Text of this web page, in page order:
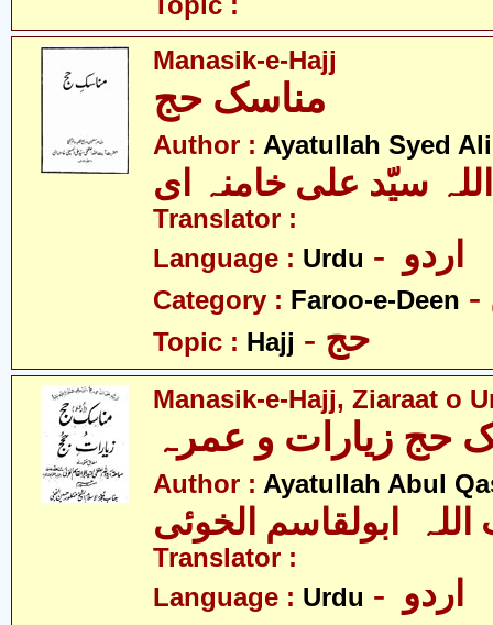
Manasik-e-Hajj
مناسک حج
Author : Ayatullah Syed
سیّد علی خامنہ ای
Translator :
Language : Urdu
Category : Faroo-e-Deen
Topic : Hajj - حج
Manasik-e-Hajj, Ziaraat o
Author : Ayatullah Abul
اللہ ابولقاسم الخوئی
Translator :
Language : Urdu